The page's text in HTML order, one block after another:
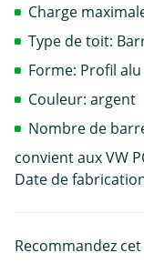
Charge
Type de toit:
Forme: Profil
Couleur: argent
Nombre de
convient aux VW
Date de
Recommandez